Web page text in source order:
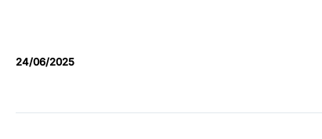
24/06/2025